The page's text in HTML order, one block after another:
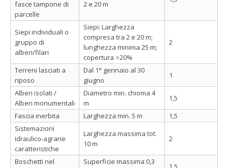
fasce tampone di
parcelle
2 e 20 m
Siepi individuali o
gruppo di
alberi/filari
Siepi: Larghezza
compresa tra 2 e 20 m;
lunghezza minima 25 m;
copertura >20%
2
Terreni lasciati a
riposo
Dal 1° gennaio al 30
giugno
1
Alberi isolati /
Alberi monumentali
Diametro min. chioma 4
m
1,5
Fascia inerbita
Larghezza min. 5 m
1,5
Sistemazioni
idraulico-agrarie
caratteristiche
Larghezza massima tot.
10 m
2
Boschetti nel
Superficie massima 0,3